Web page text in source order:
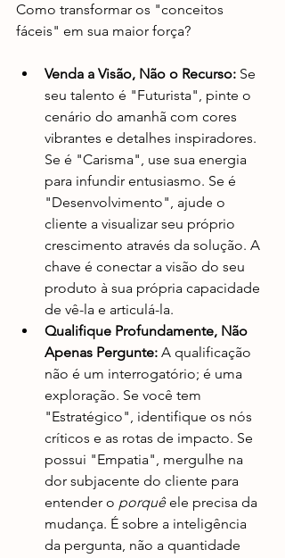
Como transformar os "conceitos
fáceis" em sua maior força?
Venda a Visão, Não o Recurso: Se
seu talento é "Futurista", pinte o
cenário do amanhã com cores
vibrantes e detalhes inspiradores.
Se é "Carisma", use sua energia
para infundir entusiasmo. Se é
"Desenvolvimento", ajude o
cliente a visualizar seu próprio
crescimento através da solução. A
chave é conectar a visão do seu
produto à sua própria capacidade
de vê-la e articulá-la.
Qualifique Profundamente, Não
Apenas Pergunte: A qualificação
não é um interrogatório; é uma
exploração. Se você tem
"Estratégico", identifique os nós
críticos e as rotas de impacto. Se
possui "Empatia", mergulhe na
dor subjacente do cliente para
entender o porquê ele precisa da
mudança. É sobre a inteligência
da pergunta, não a quantidade